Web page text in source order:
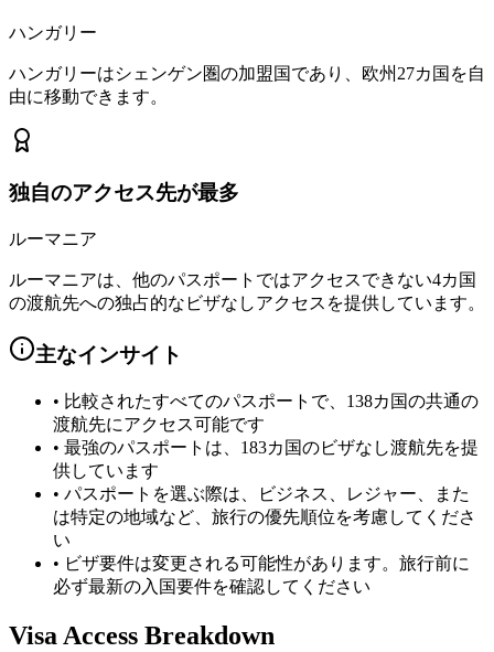
ハンガリー
ハンガリーはシェンゲン圏の加盟国であり、欧州27カ国を自
由に移動できます。
独自のアクセス先が最多
ルーマニア
ルーマニアは、他のパスポートではアクセスできない4カ国
の渡航先への独占的なビザなしアクセスを提供しています。
主なインサイト
• 比較されたすべてのパスポートで、138カ国の共通の
渡航先にアクセス可能です
• 最強のパスポートは、183カ国のビザなし渡航先を提
供しています
• パスポートを選ぶ際は、ビジネス、レジャー、また
は特定の地域など、旅行の優先順位を考慮してくださ
い
• ビザ要件は変更される可能性があります。旅行前に
必ず最新の入国要件を確認してください
Visa Access Breakdown